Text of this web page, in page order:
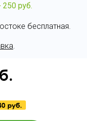
250 руб.
бесплатная.
руб.